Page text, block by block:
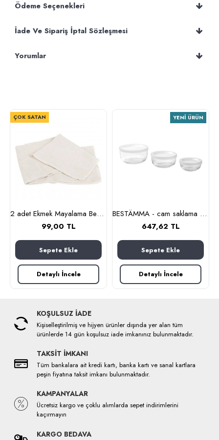
Ödeme Seçenekleri
İade Ve Sipariş İptal Sözleşmesi
Yorumlar
ÇOK SATAN
2 adet Ekmek Mayalama Bezi 50x70 cm, %100 Pamuk Amerikan Pasa Bezi
99,00 TL
Sepete Ekle
Detaylı İncele
YENI ÜRÜN
BESTÄMMA - cam saklama kabı seti (cam)
647,62 TL
Sepete Ekle
Detaylı İncele
KOŞULSUZ İADE
Kişiselleştirilmiş ve hijyen ürünler dışında yer alan tüm
ürünlerde 14 gün koşulsuz iade imkanınız bulunmaktadır.
TAKSİT İMKANI
Tüm bankalara ait kredi kartı, banka kartı ve sanal kartlara
peşin fiyatına taksit imkanı bulunmaktadır.
KAMPANYALAR
Ücretsiz kargo ve çoklu alımlarda sepet indirimlerini
kaçırmayın
KARGO BEDAVA